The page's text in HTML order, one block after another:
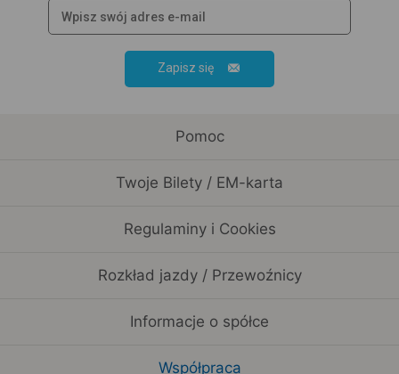
Zapisz się
Pomoc
Twoje Bilety / EM-karta
Regulaminy i Cookies
Rozkład jazdy / Przewoźnicy
Informacje o spółce
Współpraca